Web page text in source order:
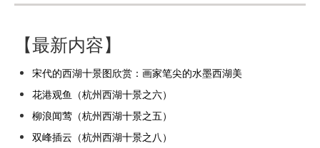
【最新内容】
宋代的西湖十景图欣赏：画家笔尖的水墨西湖美
花港观鱼（杭州西湖十景之六）
柳浪闻莺（杭州西湖十景之五）
双峰插云（杭州西湖十景之八）